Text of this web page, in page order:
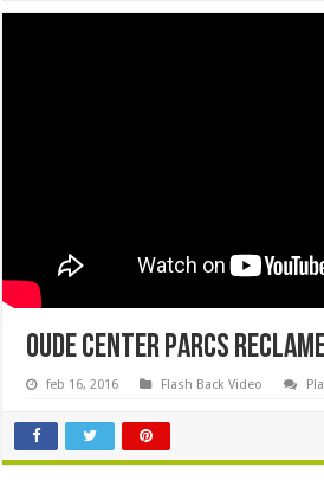
Oude Center Parcs
feb 16, 2016 Flash Back Video